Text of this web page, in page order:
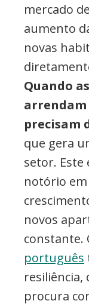
mercado
aumento
novas
Quando
arrendam
precisam
que gera
setor.
notório
novos
constante.
português
resiliência,
procura